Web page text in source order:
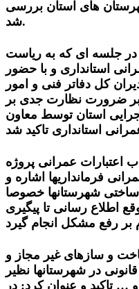
های استان بررسی
شد.
در جلسه ای که به ریاست
استانداری و با حضور
کل دفاتر فنی و امور
بر ضرورت نظارت جدی بر
استان توسط معاون
اعتبارات عمرانی پروژه
فرمانداریها اشاره و
شهرستانها خصوصا
اطلاع رسانی تا پیگیری
و سازهای غیر مجاز و
در شهرستانها نظیر
… تاکید و عنوان کرد: در